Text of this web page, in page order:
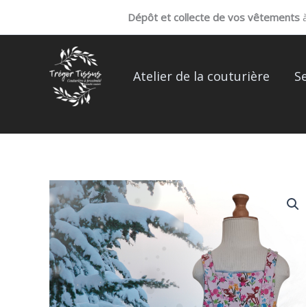
Dépôt et collecte de vos vêtements
Atelier de la couturière